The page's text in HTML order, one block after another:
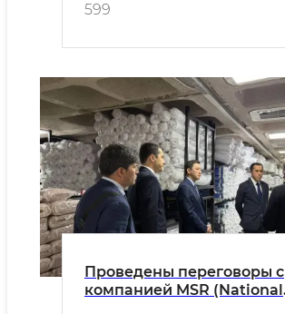
599
Проведены переговоры с
компанией MSR (National